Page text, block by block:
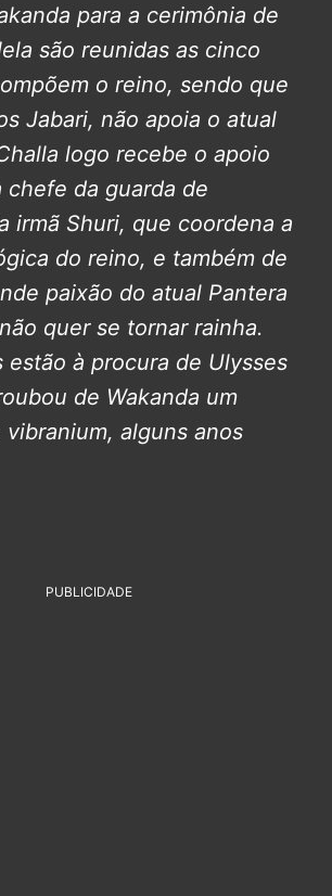
para a cerimônia de
são reunidas as cinco
o reino, sendo que
Jabari, não apoia o atual
logo recebe o apoio
chefe da guarda de
irmã Shuri, que coordena a
do reino, e também de
paixão do atual Pantera
quer se tornar rainha.
estão à procura de Ulysses
de Wakanda um
alguns anos
PUBLICIDADE